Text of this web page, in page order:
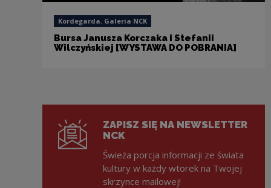
Kordegarda. Galeria NCK
Bursa Janusza Korczaka i Stefanii
Wilczyńskiej [WYSTAWA DO POBRANIA]
ZAPISZ SIĘ NA NEWSLETTER
NCK
Świeża porcja informacji ze świata
kultury w każdy wtorek na Twojej
skrzynce mailowej!